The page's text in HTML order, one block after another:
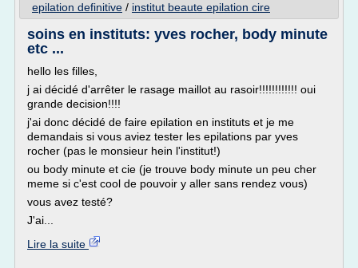
epilation definitive / institut beaute epilation cire
soins en instituts: yves rocher, body minute
etc ...
hello les filles,
j ai décidé d'arrêter le rasage maillot au rasoir!!!!!!!!!!!! oui
grande decision!!!!
j'ai donc décidé de faire epilation en instituts et je me
demandais si vous aviez tester les epilations par yves
rocher (pas le monsieur hein l'institut!)
ou body minute et cie (je trouve body minute un peu cher
meme si c'est cool de pouvoir y aller sans rendez vous)
vous avez testé?
J'ai...
Lire la suite